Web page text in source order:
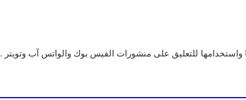
للتعليق على منشورات الفيس بوك والواتس آب وتويتر .